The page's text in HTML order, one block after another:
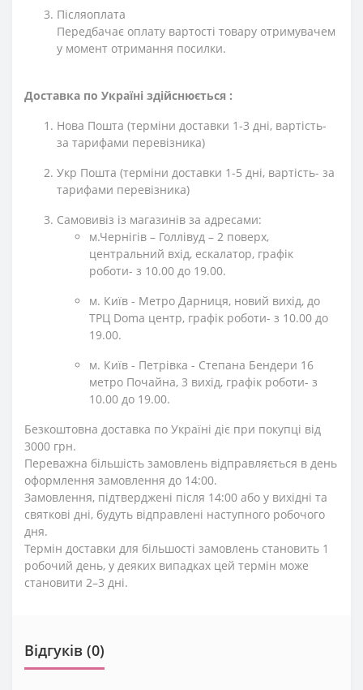
Післяоплата
Передбачає оплату вартості товару отримувачем
у момент отримання посилки.
Доставка по Україні здійснюється :
Нова Пошта (терміни доставки 1-3 дні, вартість-
за тарифами перевізника)
Укр Пошта (терміни доставки 1-5 дні, вартість- за
тарифами перевізника)
Самовивіз із магазинів за адресами:
м.Чернігів – Голлівуд – 2 поверх,
центральний вхід, ескалатор, графік
роботи- з 10.00 до 19.00.
м. Київ - Метро Дарниця, новий вихід, до
ТРЦ Doma центр, графік роботи- з 10.00 до
19.00.
м. Київ - Петрівка - Степана Бендери 16
метро Почайна, 3 вихід, графік роботи- з
10.00 до 19.00.
Безкоштовна доставка по Україні діє при покупці від
3000 грн.
Переважна більшість замовлень відправляється в день
оформлення замовлення до 14:00.
Замовлення, підтверджені після 14:00 або у вихідні та
святкові дні, будуть відправлені наступного робочого
дня.
Термін доставки для більшості замовлень становить 1
робочий день, у деяких випадках цей термін може
становити 2–3 дні.
Відгуків (0)